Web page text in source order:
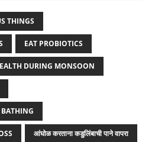
THINGS
EAT PROBIOTICS
DURING MONSOON
BATHING
आंघोळ करताना कडुलिंबाची पाने वापरा